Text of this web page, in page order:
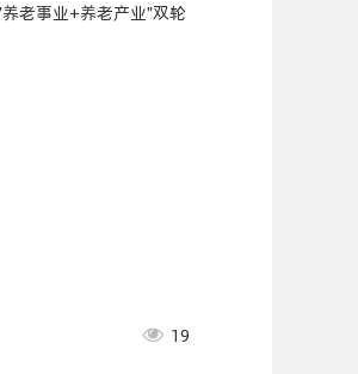
老事业+养老产业"双轮
19